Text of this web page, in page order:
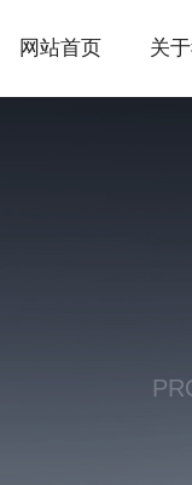
网站首页 关